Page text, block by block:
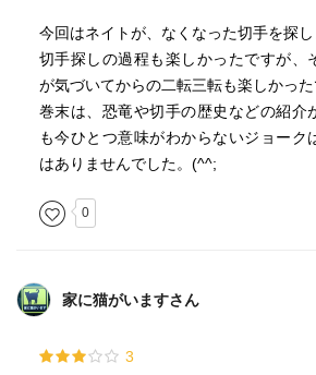
今回はネイトが、なくなった切手を探し
切手探しの過程も楽しかったですが、
が気づいてからの二転三転も楽しかった
巻末は、恐竜や切手の歴史などの紹介
も今ひとつ意味がわからないジョーク
はありませんでした。(^^;
0
家に猫がいますさん
3